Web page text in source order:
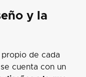
y la
de cada
cuenta con un